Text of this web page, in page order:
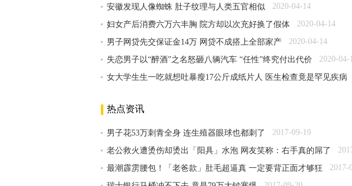
安徽发现人像蜘蛛 肚子纹理与人类五官相似 2020-04-14
妇女产后消费六万六丰胸 院方却以次充好换了假体 2020-04-14
男子网贷先交保证金14万 网贷不成搭上全部家产 2020-04-14
失恋男子以“醉酒”之名怒砸八辆汽车 “任性”终究付出代价 2020-04-
女大学生生一吃就想吐暴瘦17公斤成纸片人 医生检查竟是罕见疾病
热点资讯
男子花53万刺青全身 连生殖器眼球也都刺了 2017-09-19
老公救火遭烫伤却烫出「阳具」水泡 网友笑称：右手真的屌了
最潮霹雳腰包！「老爸款」肚毛超逼真 一定要背正面才够狂 2017-